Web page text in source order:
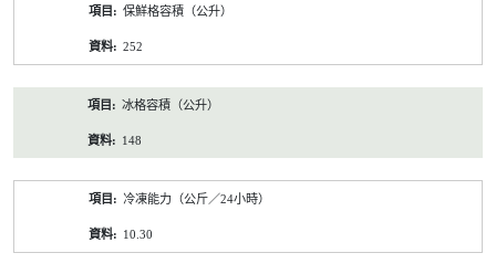
保鮮格容積（公升）
252
冰格容積（公升）
148
冷凍能力（公斤／24小時）
10.30